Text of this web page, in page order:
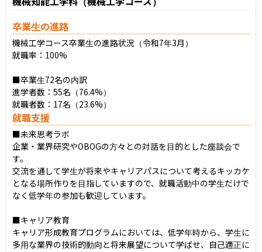
卒業生の進路
機械工学コース卒業生の進路状況（令和7年3月）
就職率：100%
■卒業生72名の内訳
進学者数：55名（76.4%）
就職者数：17名（23.6%）
就職支援
■未来思考ラボ
企業・業界研究やOBOGの方々との対話を目的とした座談会で
す。
交流を通して学生が将来やキャリアパスについて考えるキッカケ
となる場所作りを目指していますので、就職活動中の学生だけで
なく低学年の参加も歓迎しています。
■キャリア教育
キャリア形成教育プログラムにおいては、低学年時から、学生に
多用な業界の技術的動向と将来展望について学ばせ、自己適正に